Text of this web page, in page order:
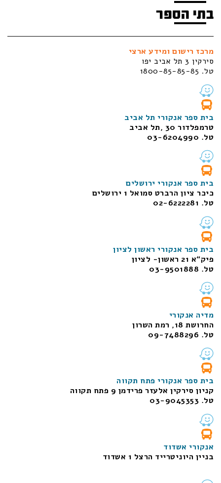
בתי הספר
מרכז רישום ומידע ארצי
סירקין 3 תל אביב יפו
טל. 1800-85-85-85
בית ספר אנקורי תל אביב
טרמפלדור 30 ,תל אביב
טל. 03-6204990
בית ספר אנקורי ירושלים
כיכר ציון הרברט סמואל 1
ירושלים
טל. 02-6222281
בית ספר אנקורי ראשון לציון
פיק“א 21 ראשון- לציון
טל. 03-9501888
מדיה אנקורי
החרושת 18, רמת השרון
טל. 09-7488296
בית ספר אנקורי פתח תקווה
קניון סירקין אלעזר פרידמן 9 פתח תקווה
טל. 03-9045353
אנקורי אשדוד
בניין היוניטרייד הרצל 1 אשדוד